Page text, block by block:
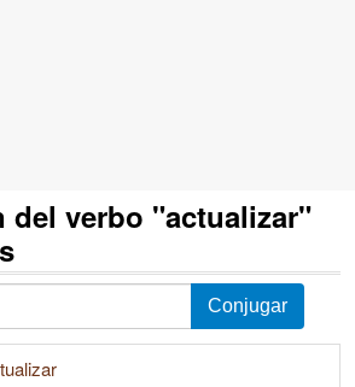
del verbo "actualizar"